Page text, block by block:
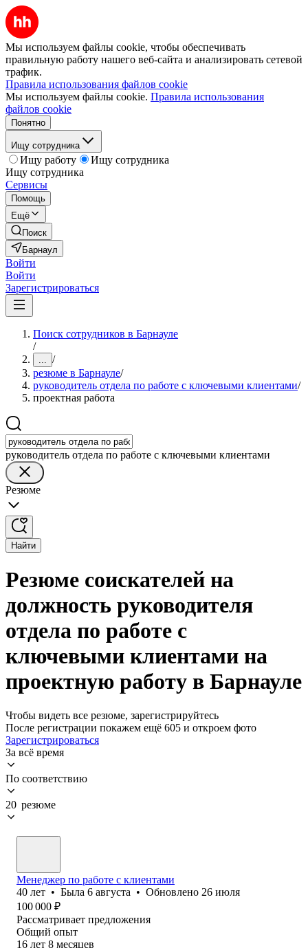
Мы используем файлы cookie, чтобы обеспечивать
правильную работу нашего веб-сайта и анализировать сетевой
трафик.
Правила использования файлов cookie
Мы используем файлы cookie. Правила использования
файлов cookie
Понятно
Ищу сотрудника
Ищу работу
Ищу сотрудника
Ищу сотрудника
Сервисы
Помощь
Ещё
Поиск
Барнаул
Войти
Войти
Зарегистрироваться
Поиск сотрудников в Барнауле
/
... /
резюме в Барнауле/
руководитель отдела по работе с ключевыми клиентами/
проектная работа
руководитель отдела по работе с ключевыми клиентами
Резюме
Найти
Резюме соискателей на
должность руководителя
отдела по работе с
ключевыми клиентами на
проектную работу в Барнауле
Чтобы видеть все резюме, зарегистрируйтесь
После регистрации покажем ещё 605 и откроем фото
Зарегистрироваться
За всё время
По соответствию
20 резюме
Менеджер по работе с клиентами
40 лет • Была 6 августа • Обновлено 26 июля
100 000 ₽
Рассматривает предложения
Общий опыт
16 лет 8 месяцев